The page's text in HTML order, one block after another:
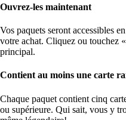
Ouvrez-les maintenant
Vos paquets seront accessibles
votre achat. Cliquez ou touchez
principal.
Contient au moins une carte
Chaque paquet contient cinq
ou supérieure. Qui sait, vous y